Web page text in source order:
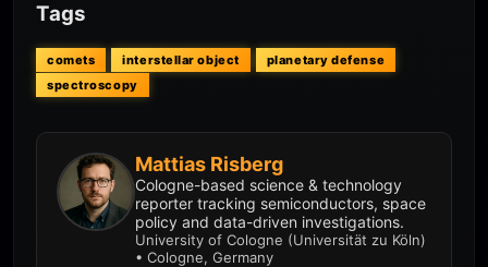
Tags
comets interstellar object
planetary defense
spectroscopy
Mattias Risberg
Cologne-based science & technology
reporter tracking semiconductors, space
policy and data-driven investigations.
University of Cologne (Universität zu Köln)
• Cologne, Germany